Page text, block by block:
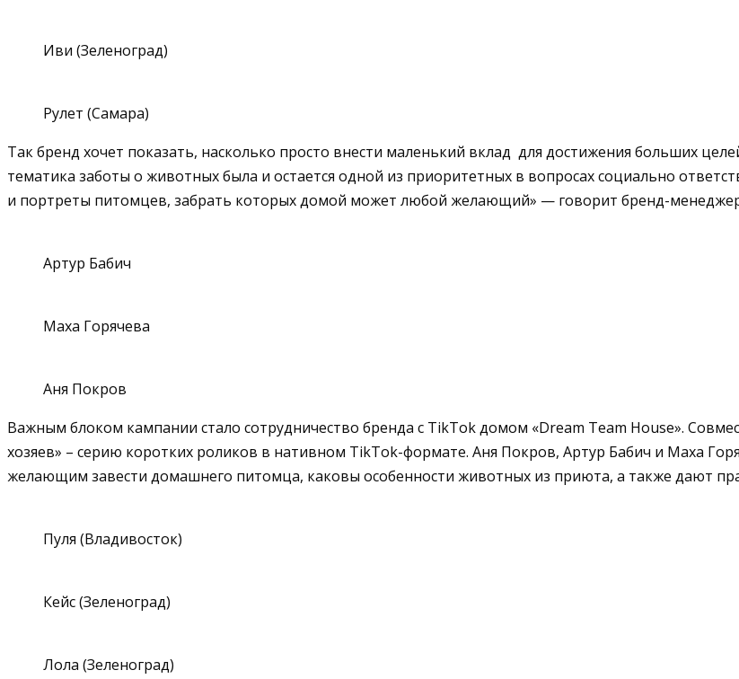
Иви (Зеленоград)
Рулет (Самара)
Так бренд хочет показать, насколько просто внести маленький вклад для достижения больших
тематика заботы о животных была и остается одной из приоритетных в вопросах социально
и портреты питомцев, забрать которых домой может любой желающий» — говорит бренд-
Артур Бабич
Маха Горячева
Аня Покров
Важным блоком кампании стало сотрудничество бренда с TikTok домом «Dream Team House».
хозяев» – серию коротких роликов в нативном TikTok-формате. Аня Покров, Артур Бабич и Маха
желающим завести домашнего питомца, каковы особенности животных из приюта, а также дают
Пуля (Владивосток)
Кейс (Зеленоград)
Лола (Зеленоград)